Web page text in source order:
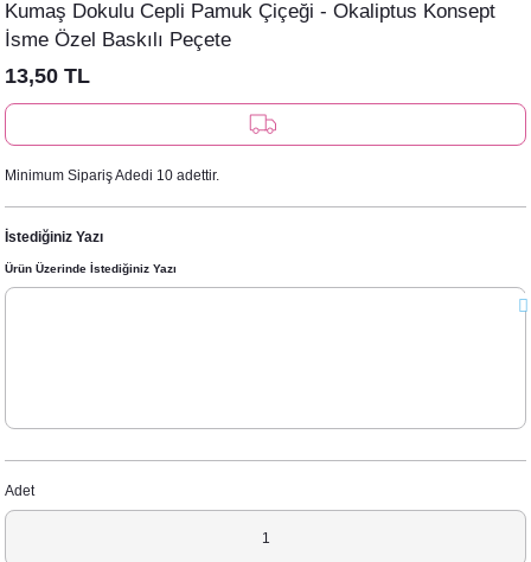
Kumaş Dokulu Cepli Pamuk Çiçeği - Okaliptus Konsept
İsme Özel Baskılı Peçete
13,50 TL
Minimum Sipariş Adedi 10 adettir.
İstediğiniz Yazı
Ürün Üzerinde İstediğiniz Yazı
Adet